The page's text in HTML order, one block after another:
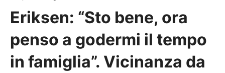
Eriksen: “Sto bene, ora
penso a godermi il tempo
in famiglia”. Vicinanza da